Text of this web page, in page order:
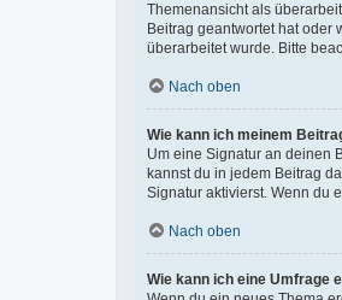
Themenansicht als
Beitrag geantwortet hat oder
überarbeitet wurde. Bitte
Nach oben
Wie kann ich meinem
Um eine Signatur an deinen
kannst du in jedem Beitrag
Signatur aktivierst. Wenn du
Nach oben
Wie kann ich eine Umfrage